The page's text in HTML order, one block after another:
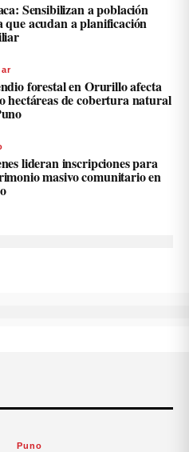
Sensibilizan a población
que acudan a planificación
forestal en Orurillo afecta
hectáreas de cobertura natural
lideran inscripciones para
masivo comunitario en
Puno